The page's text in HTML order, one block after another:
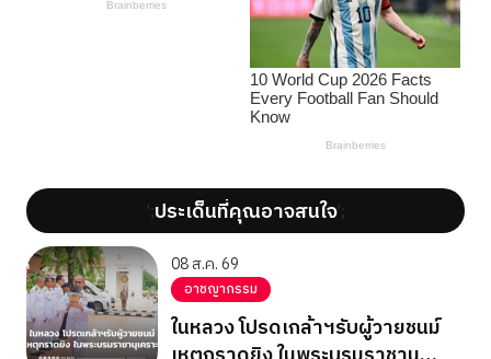
';ประเด็นที่คุณอาจสนใจ';
08 ส.ค. 69
อาชญากรรม
ในหลวง โปรดเกล้าฯรับผู้วายชนม์